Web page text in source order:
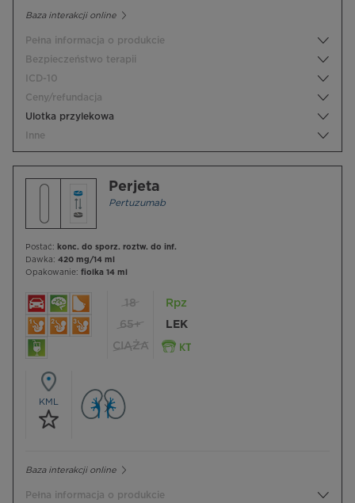
Baza interakcji online
Pełna informacja o produkcie
Bezpieczeństwo terapii
ICD-10
Ceny/refundacja
Ulotka przylekowa
Inne
Perjeta
Pertuzumab
Postać: konc. do sporz. roztw. do inf.
Dawka: 420 mg/14 ml
Opakowanie: fiolka 14 ml
18
65+
CIĄŻA
Rpz
LEK
KML
Baza interakcji online
Pełna informacja o produkcie